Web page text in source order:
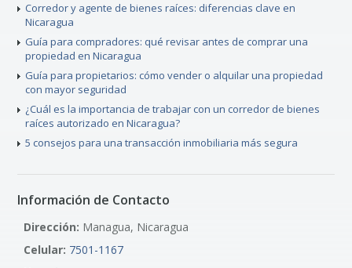
Corredor y agente de bienes raíces: diferencias clave en
Nicaragua
Guía para compradores: qué revisar antes de comprar una
propiedad en Nicaragua
Guía para propietarios: cómo vender o alquilar una propiedad
con mayor seguridad
¿Cuál es la importancia de trabajar con un corredor de bienes
raíces autorizado en Nicaragua?
5 consejos para una transacción inmobiliaria más segura
Información de Contacto
Dirección: Managua, Nicaragua
Celular: 7501-1167